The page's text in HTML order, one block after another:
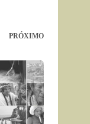
PRÓXIMO